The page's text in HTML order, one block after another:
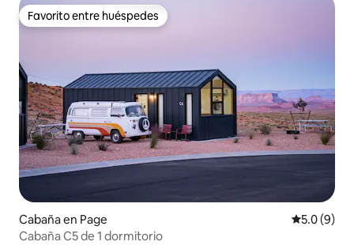
Favorito entre huéspedes
Favorito entre huéspedes
Cabaña en Page
5.0 (9)
Cabaña C5 de 1 dormitorio